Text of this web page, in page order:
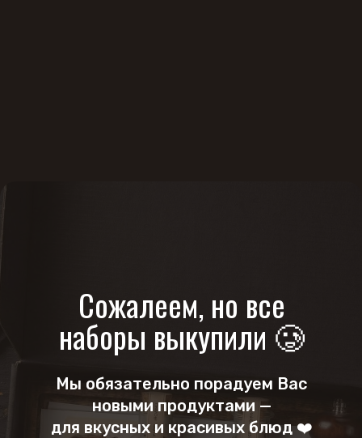
Сожалеем, но все
наборы выкупили 🥲
Мы обязательно порадуем Вас
новыми продуктами —
для вкусных и красивых блюд ❤️